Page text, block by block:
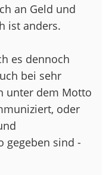
an Geld und
ist anders.
es dennoch
bei sehr
unter dem Motto
oder
gegeben sind -